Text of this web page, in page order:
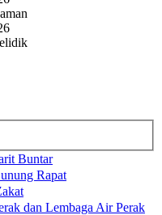
Buntar
Rapat
dan Lembaga Air Perak